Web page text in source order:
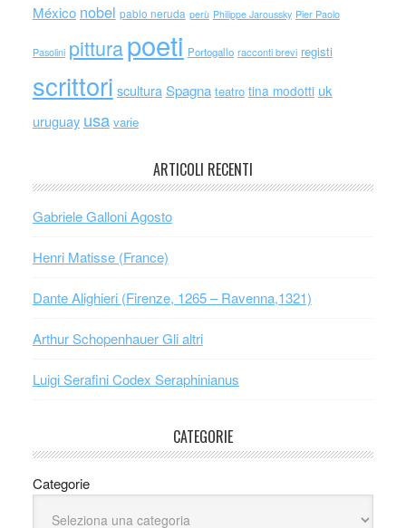
México nobel pablo neruda perù Philippe Jaroussky Pier Paolo
Pasolini pitturapoeti Portogallo racconti brevi registi
scrittori scultura Spagna teatro tina modotti uk
uruguay usa varie
ARTICOLI RECENTI
Gabriele Galloni Agosto
Henri Matisse (France)
Dante Alighieri (Firenze, 1265 – Ravenna,1321)
Arthur Schopenhauer Gli altri
Luigi Serafini Codex Seraphinianus
CATEGORIE
Categorie